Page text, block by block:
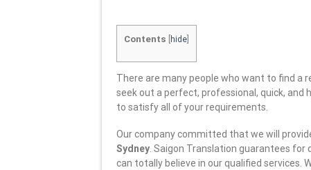
Contents hide
There are many people who want to find a
seek out a perfect, professional, quick, and
to satisfy all of your requirements.
Our company committed that we will
Sydney . Saigon Translation guarantees
can totally believe in our qualified